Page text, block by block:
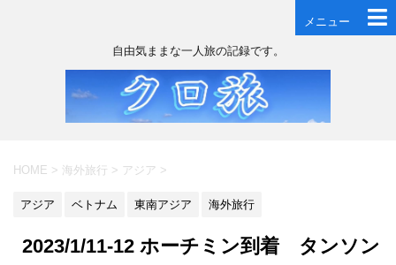
メニュー
自由気ままな一人旅の記録です。
HOME > 海外旅行 > アジア >
アジア ベトナム 東南アジア 海外旅行
2023/1/11-12 ホーチミン到着 タンソン